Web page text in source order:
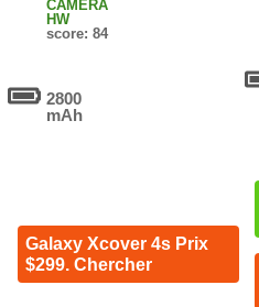
CAMERA
HW
score: 84
2800
mAh
Galaxy Xcover 4s Prix
$299. Chercher